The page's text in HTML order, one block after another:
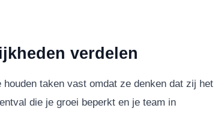
verdelen
taken vast omdat ze denken dat zij het
die je groei beperkt en je team in